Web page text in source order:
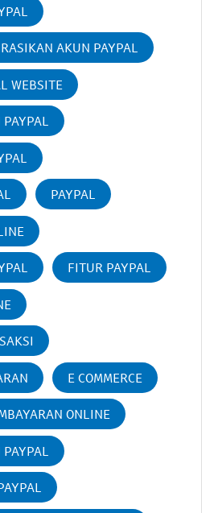
AKUN PAYPAL
WEBSITE
PAYPAL
FITUR PAYPAL
E COMMERCE
ONLINE